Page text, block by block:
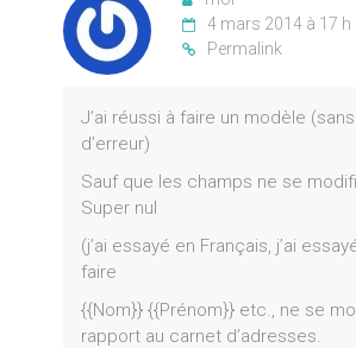
4 mars 2014 à 17 h
Permalink
J’ai réussi à faire un modèle
d’erreur)
Sauf que les champs ne se
Super nul
(j’ai essayé en Français, j’ai
faire
{{Nom}} {{Prénom}} etc., ne se
rapport au carnet d’adresses.